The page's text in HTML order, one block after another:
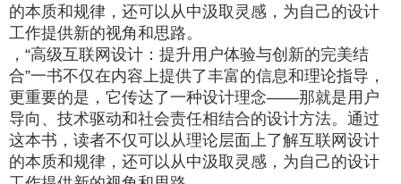
的本质和规律，还可以从中汲取灵感，为自己的设计
工作提供新的视角和思路。
，“高级互联网设计：提升用户体验与创新的完美结
合”一书不仅在内容上提供了丰富的信息和理论指导，
更重要的是，它传达了一种设计理念——那就是用户
导向、技术驱动和社会责任相结合的设计方法。通过
这本书，读者不仅可以从理论层面上了解互联网设计
的本质和规律，还可以从中汲取灵感，为自己的设计